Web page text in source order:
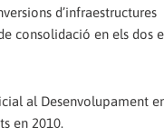
d’infraestructures
consolidació en els dos
al Desenvolupament
en 2010.